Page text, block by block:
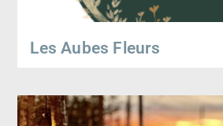
Les Aubes Fleurs